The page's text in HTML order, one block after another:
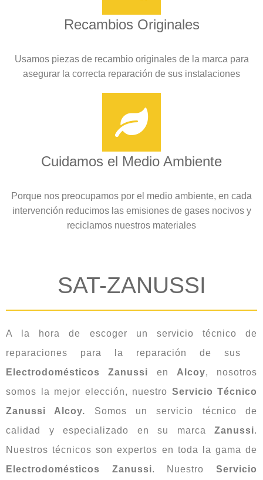
Recambios Originales
Usamos piezas de recambio originales de la marca para
asegurar la correcta reparación de sus instalaciones
Cuidamos el Medio Ambiente
Porque nos preocupamos por el medio ambiente, en cada
intervención reducimos las emisiones de gases nocivos y
reciclamos nuestros materiales
SAT-ZANUSSI
A la hora de escoger un servicio técnico de
reparaciones para la reparación de sus
Electrodomésticos
Zanussi en Alcoy, nosotros
somos la mejor elección, nuestro Servicio Técnico
Zanussi Alcoy. Somos un servicio técnico de
calidad y especializado en su marca Zanussi.
Nuestros técnicos son expertos en toda la gama de
Electrodomésticos
Zanussi. NuestroServicio